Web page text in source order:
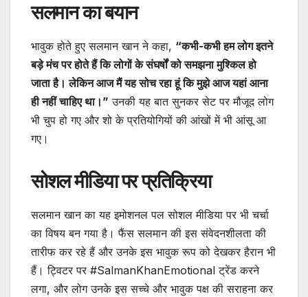
सलमान का बयान
भावुक होते हुए सलमान खान ने कहा, “कभी-कभी हम लोग इतने
बड़े मंच पर होते हैं कि लोगों के संघर्षों को समझना मुश्किल हो
जाता है। लेकिन आज मैं यह सोच रहा हूं कि मुझे आज यहां आना
ही नहीं चाहिए था।” उनकी यह बात सुनकर सेट पर मौजूद लोग
भी चुप हो गए और शो के प्रतियोगियों की आंखों में भी आंसू आ
गए।
सोशल मीडिया पर प्रतिक्रिया
सलमान खान का यह इमोशनल पल सोशल मीडिया पर भी चर्चा
का विषय बन गया है। फैंस सलमान की इस संवेदनशीलता की
तारीफ कर रहे हैं और उनके इस भावुक रूप को देखकर हैरान भी
हैं। ट्विटर पर #SalmanKhanEmotional ट्रेंड करने
लगा, और लोग उनके इस सच्चे और भावुक पक्ष की सराहना कर